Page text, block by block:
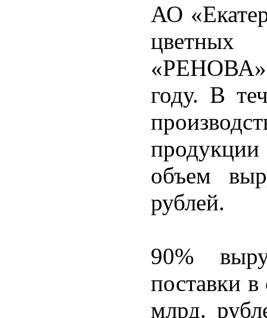
АО
году. В
продукции
объем
рублей.
90%
поставки
млрд.